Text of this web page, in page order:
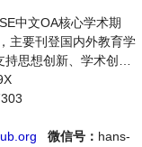
中文OA核心学术期
主要刊登国内外教育学
思想创新、学术创
，集学术性、思想性
内的科学家、学者、
展的交流平台。
微信号： hans-